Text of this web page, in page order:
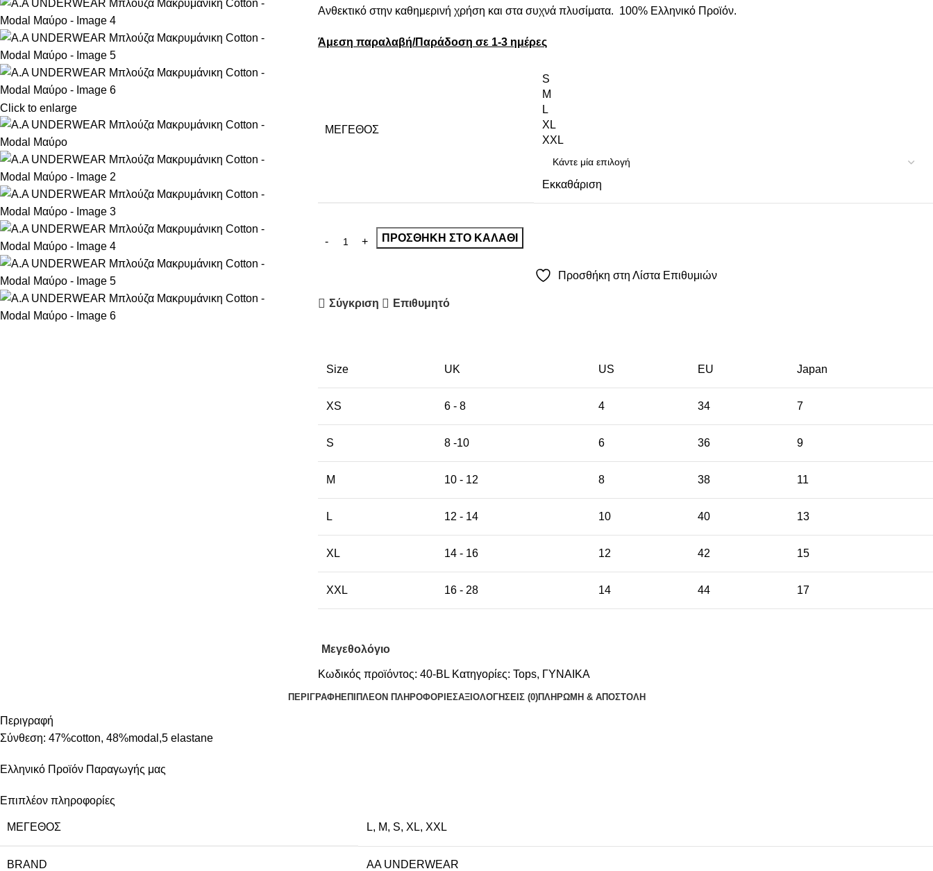
Click to enlarge
Ανθεκτικό στην καθημερινή χρήση και στα συχνά πλυσίματα. 100% Ελληνικό Προϊόν.
Άμεση παραλαβή/Παράδοση σε 1-3 ημέρες
ΜΈΓΕΘΟΣ
S
M
L
XL
XXL
Εκκαθάριση
ΠΡΟΣΘΉΚΗ ΣΤΟ ΚΑΛΆΘΙ
Προσθήκη στη Λίστα Επιθυμιών
Σύγκριση Επιθυμητό
Size UK US EU Japan
XS 6 - 8 4 34 7
S 8 -10 6 36 9
M 10 - 12 8 38 11
L 12 - 14 10 40 13
XL 14 - 16 12 42 15
XXL 16 - 28 14 44 17
Μεγεθολόγιο
Κωδικός προϊόντος: 40-BL Κατηγορίες: Tops, ΓΥΝΑΙΚΑ
ΠΕΡΙΓΡΑΦΉ ΕΠΙΠΛΈΟΝ ΠΛΗΡΟΦΟΡΊΕΣΑΞΙΟΛΟΓΉΣΕΙΣ (0)ΠΛΗΡΩΜΗ & ΑΠΟΣΤΟΛΗ
Περιγραφή
Σύνθεση: 47%cotton, 48%modal,5 elastane
Ελληνικό Προϊόν Παραγωγής μας
Επιπλέον πληροφορίες
ΜΈΓΕΘΟΣ L, M, S, XL, XXL
BRAND AA UNDERWEAR